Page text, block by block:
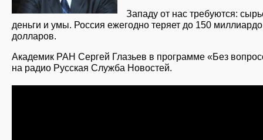
Западу от нас требуются:
деньги и умы. Россия ежегодно теряет до 150
долларов.
Академик РАН Сергей Глазьев в программе «Без
на радио Русская Служба Новостей.